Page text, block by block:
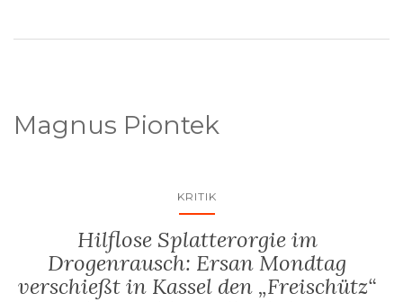
Magnus Piontek
KRITIK
Hilflose Splatterorgie im
Drogenrausch: Ersan Mondtag
verschießt in Kassel den „Freischütz“